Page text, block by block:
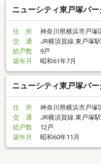
ニューシティ東戸塚パ
住 所
神奈川県横浜市戸塚
交 通
JR横須賀線 東戸塚
総戸数
9戸
築年月
昭和61年7月
ニューシティ東戸塚パ
住 所
神奈川県横浜市戸塚
交 通
JR横須賀線 東戸塚
総戸数
12戸
築年月
昭和60年11月